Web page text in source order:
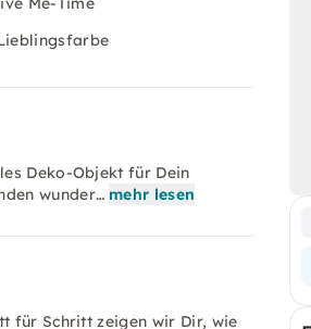
Deko-Objekt für Dein
wunder… mehr lesen
für Schritt zeigen wir Dir, wie